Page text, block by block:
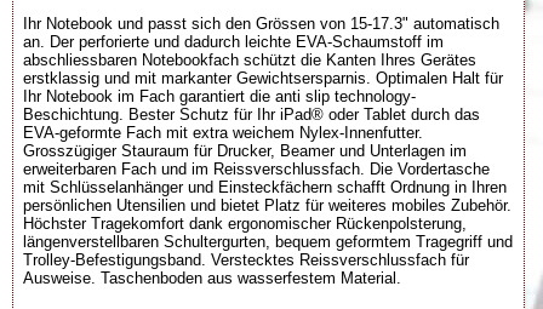
Ihr Notebook und passt sich den Grössen von 15-17.3" automatisch
an. Der perforierte und dadurch leichte EVA-Schaumstoff im
abschliessbaren Notebookfach schützt die Kanten Ihres Gerätes
erstklassig und mit markanter Gewichtsersparnis. Optimalen Halt für
Ihr Notebook im Fach garantiert die anti slip technology-
Beschichtung. Bester Schutz für Ihr iPad® oder Tablet durch das
EVA-geformte Fach mit extra weichem Nylex-Innenfutter.
Grosszügiger Stauraum für Drucker, Beamer und Unterlagen im
erweiterbaren Fach und im Reissverschlussfach. Die Vordertasche
mit Schlüsselanhänger und Einsteckfächern schafft Ordnung in Ihren
persönlichen Utensilien und bietet Platz für weiteres mobiles Zubehör.
Höchster Tragekomfort dank ergonomischer Rückenpolsterung,
längenverstellbaren Schultergurten, bequem geformtem Tragegriff und
Trolley-Befestigungsband. Verstecktes Reissverschlussfach für
Ausweise. Taschenboden aus wasserfestem Material.